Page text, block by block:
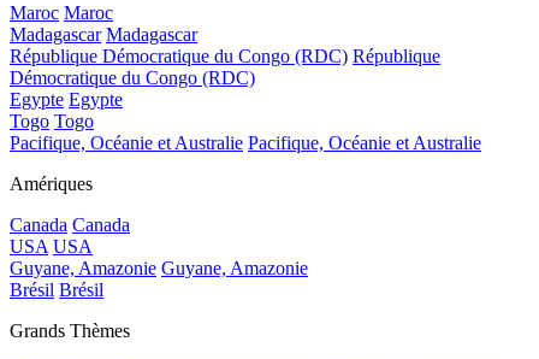
Maroc Maroc
Madagascar Madagascar
République Démocratique du Congo (RDC) République
Démocratique du Congo (RDC)
Egypte Egypte
Togo Togo
Pacifique, Océanie et Australie Pacifique, Océanie et Australie
Amériques
Canada Canada
USA USA
Guyane, Amazonie Guyane, Amazonie
Brésil Brésil
Grands Thèmes